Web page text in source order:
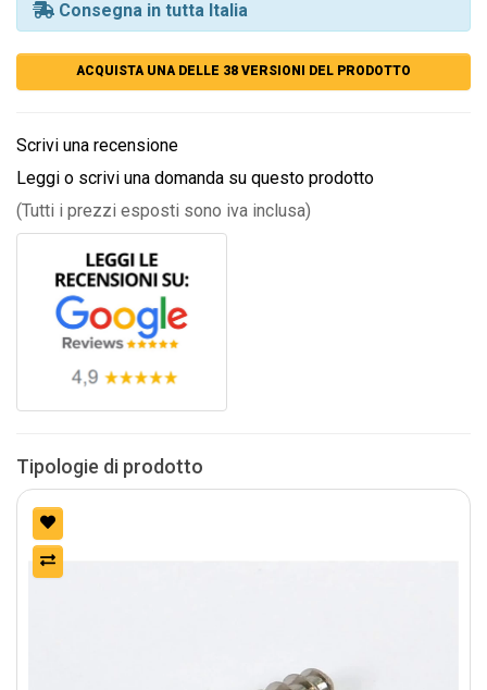
Consegna in tutta Italia
ACQUISTA UNA DELLE 38 VERSIONI DEL PRODOTTO
Scrivi una recensione
Leggi o scrivi una domanda su questo prodotto
(Tutti i prezzi esposti sono iva inclusa)
Tipologie di prodotto